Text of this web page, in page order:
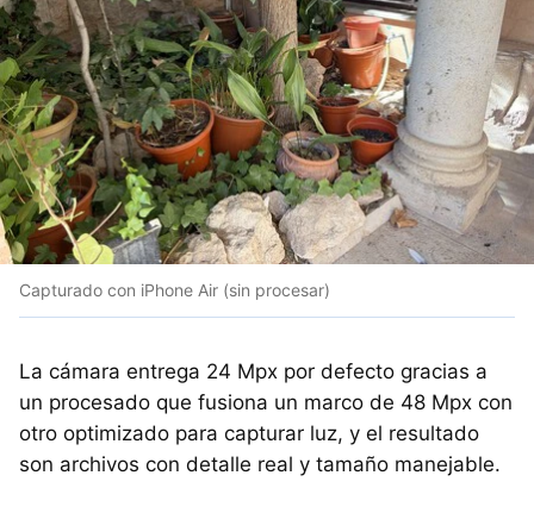
Capturado con iPhone Air (sin procesar)
La cámara entrega 24 Mpx por defecto gracias a
un procesado que fusiona un marco de 48 Mpx con
otro optimizado para capturar luz, y el resultado
son archivos con detalle real y tamaño manejable.